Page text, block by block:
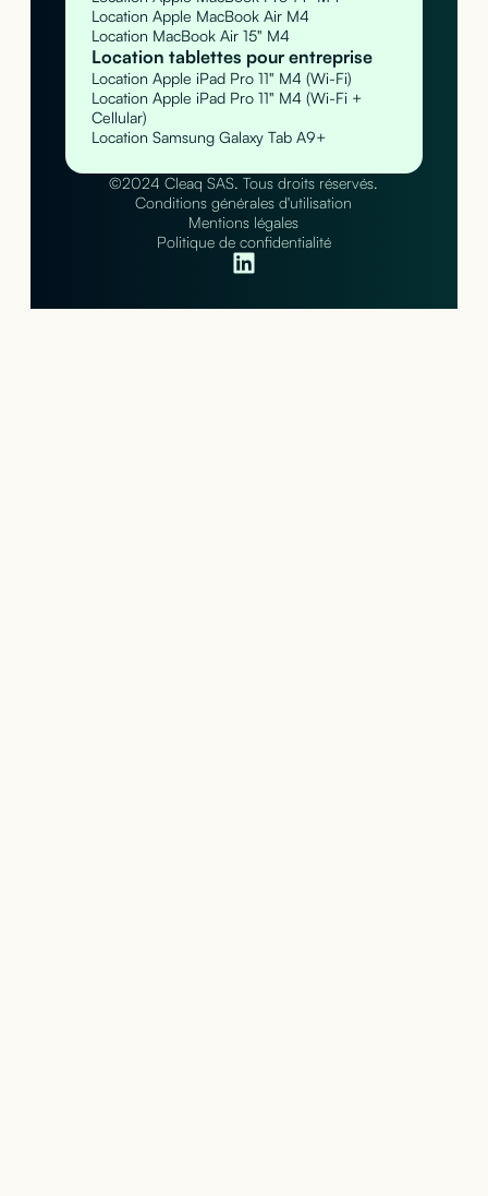
Location Apple MacBook Air M4
Location MacBook Air 15" M4
Location tablettes pour entreprise
Location Apple iPad Pro 11" M4 (Wi-Fi)
Location Apple iPad Pro 11" M4 (Wi-Fi +
Cellular)
Location Samsung Galaxy Tab A9+
©2024 Cleaq SAS. Tous droits réservés.
Conditions générales d'utilisation
Mentions légales
Politique de confidentialité